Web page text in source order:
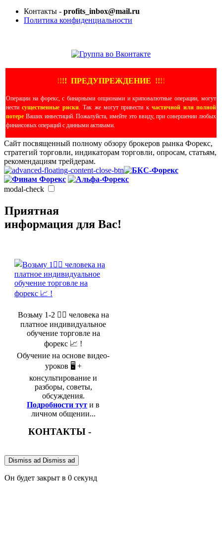
Контакты - profits_inbox@mail.ru
Политика конфиденциальности
!!!! ПРЕДУПРЕЖДЕНИЕ !!!!
Операции на форекс, с бинарными опционами и криповалютные операции, могут
нестисущественные риски. Так же могут привести кчастичной или полной
потере Ваших инвестиций. Пожалуйста, имейте это ввиду, при совершении любых
финансовых операций с данными активами.
Сайт посвященный полному обзору брокеров рынка Форекс,
стратегий торговли, индикаторам торговли, опросам, статьям,
рекомендациям трейдерам.
modal-check
Приятная
информация для Вас!
Возьму 1-2 🤵‍♂️ человека на
платное индивидуальное
обучение торговле на
форекс 📈 !
Обучение на основе видео-
уроков 🖥️ +
консультирование и
разборы, советы,
обсуждения.
Подробности тут и в
личном общении...
КОНТАКТЫ -
Dismiss ad Dismiss ad
Он будет закрыт в 0 секунд